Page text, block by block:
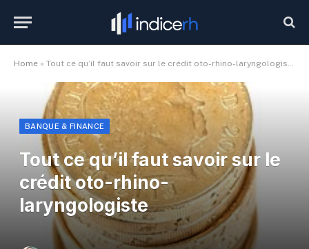
Home » Tout ce qu’il faut savoir sur le crédit oto-rhino-laryngologiste
BANQUE & FINANCE
Tout ce qu’il faut savoir sur le
crédit oto-rhino-
laryngologiste